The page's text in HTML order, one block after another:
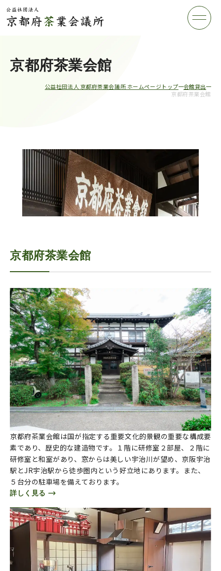
京都府茶業会館
公益社団法人 京都府茶業会議所 ホームページトップ
会館貸出
京都府茶業会館
京都府茶業会館
京都府茶業会館は国が指定する重要文化的景観の重要な構成要
素であり、歴史的な建造物です。１階に研修室２部屋、２階に
研修室と和室があり、窓からは美しい宇治川が望め、京阪宇治
駅とJR宇治駅から徒歩圏内という好立地にあります。また、
５台分の駐車場を備えております。
詳しく見る